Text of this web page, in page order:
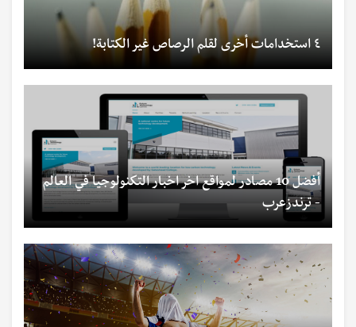
٤ استخدامات أخرى لقلم الرصاص غير الكتابة!
أفضل 10 مصادر لمواقع اخر اخبار التكنولوجيا في العالم
- ترندزعرب